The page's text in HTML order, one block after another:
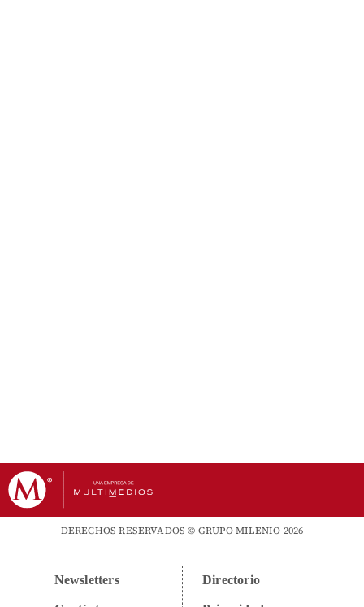
DERECHOS RESERVADOS © GRUPO MILENIO 2026
Newsletters Directorio